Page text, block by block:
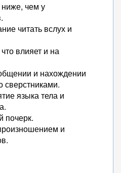
чем у
читать вслух и
влияет и на
и нахождении
сверстниками.
языка тела и
почерк.
и